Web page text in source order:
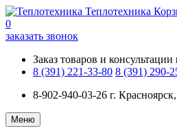
Теплотехника
0
заказать звонок
Заказ товаров и
8 (391) 221-33-80 8 (391) 290-
8-902-940-03-26 г.
Меню